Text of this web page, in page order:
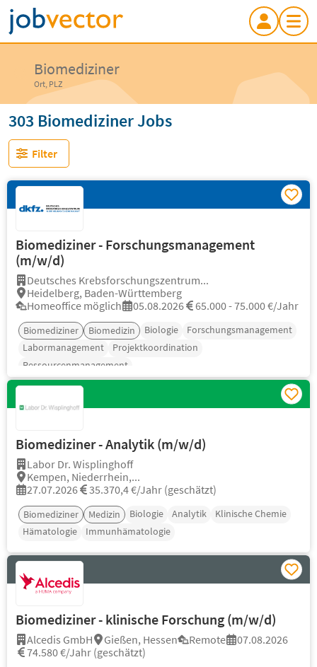
Biomediziner
Ort, PLZ
303 Biomediziner Jobs
Filter
Biomediziner - Forschungsmanagement
(m/w/d)
Deutsches Krebsforschungszentrum...
Heidelberg, Baden-Württemberg
Homeoffice möglich
05.08.2026 65.000 - 75.000 €/Jahr
Biomediziner Biomedizin Biologie
Forschungsmanagement
Labormanagement
Projektkoordination
Ressourcenmanagement
Biomediziner - Analytik (m/w/d)
Labor Dr. Wisplinghoff
Kempen, Niederrhein,...
27.07.2026
35.370,4 €/Jahr (geschätzt)
Biomediziner Medizin Biologie Analytik
Klinische Chemie
Hämatologie
Immunhämatologie
Biomediziner - klinische Forschung (m/w/d)
Alcedis GmbH Gießen, Hessen Remote
07.08.2026
74.580 €/Jahr (geschätzt)